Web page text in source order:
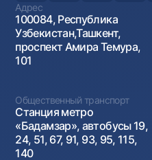
Адрес
100084, Республика
Узбекистан,Ташкент,
проспект Амира Темура,
101
Общественный транспорт
Станция метро
«Бадамзар», автобусы 19,
24, 51, 67, 91, 93, 95, 115,
140